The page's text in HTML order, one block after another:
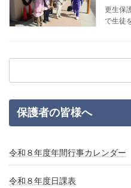
更生保
で生徒
保護者の皆様へ
令和８年度年間行事カレンダー
令和８年度日課表